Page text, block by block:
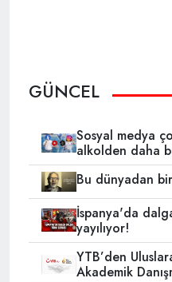
GÜNCEL
Sosyal medya
alkolden daha
Bu dünyadan
İspanya'da
yayılıyor!
YTB’den
Akademik